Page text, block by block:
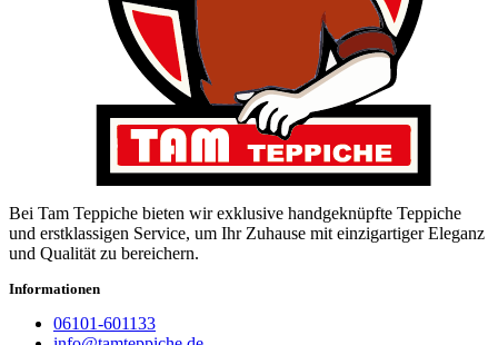
Bei Tam Teppiche bieten wir exklusive handgeknüpfte Teppiche
und erstklassigen Service, um Ihr Zuhause mit einzigartiger Eleganz
und Qualität zu bereichern.
Informationen
06101-601133